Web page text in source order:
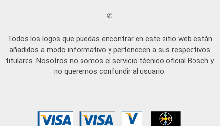
✆
Todos los logos que puedas encontrar en este sitio web están
añadidos a modo informativo y pertenecen a sus respectivos
titulares. Nosotros no somos el servicio técnico oficial Bosch y
no queremos confundir al usuario.